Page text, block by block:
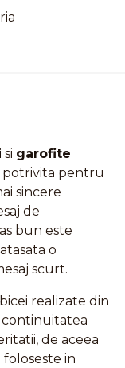
si garofite
potrivita pentru
sincere
de
bun este
o
scurt.
realizate din
continuitatea
de aceea
foloseste in